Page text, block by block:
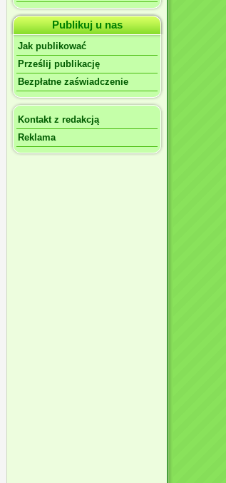
Publikuj u nas
Jak publikować
Prześlij publikację
Bezpłatne zaświadczenie
Kontakt z redakcją
Reklama